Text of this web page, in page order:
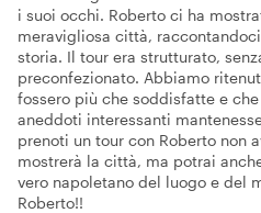
i suoi occhi. Roberto ci ha
meravigliosa città,
storia. Il tour era strutturato,
preconfezionato. Abbiamo
fossero più che soddisfatte e
aneddoti interessanti
prenoti un tour con Roberto non
mostrerà la città, ma potrai
vero napoletano del luogo e del
Roberto!!